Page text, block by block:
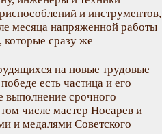
и инструментов,
месяца напряженной работы
которые сразу же
на новые трудовые
есть частица и его
выполнение срочного
числе мастер Носарев и
и медалями Советского